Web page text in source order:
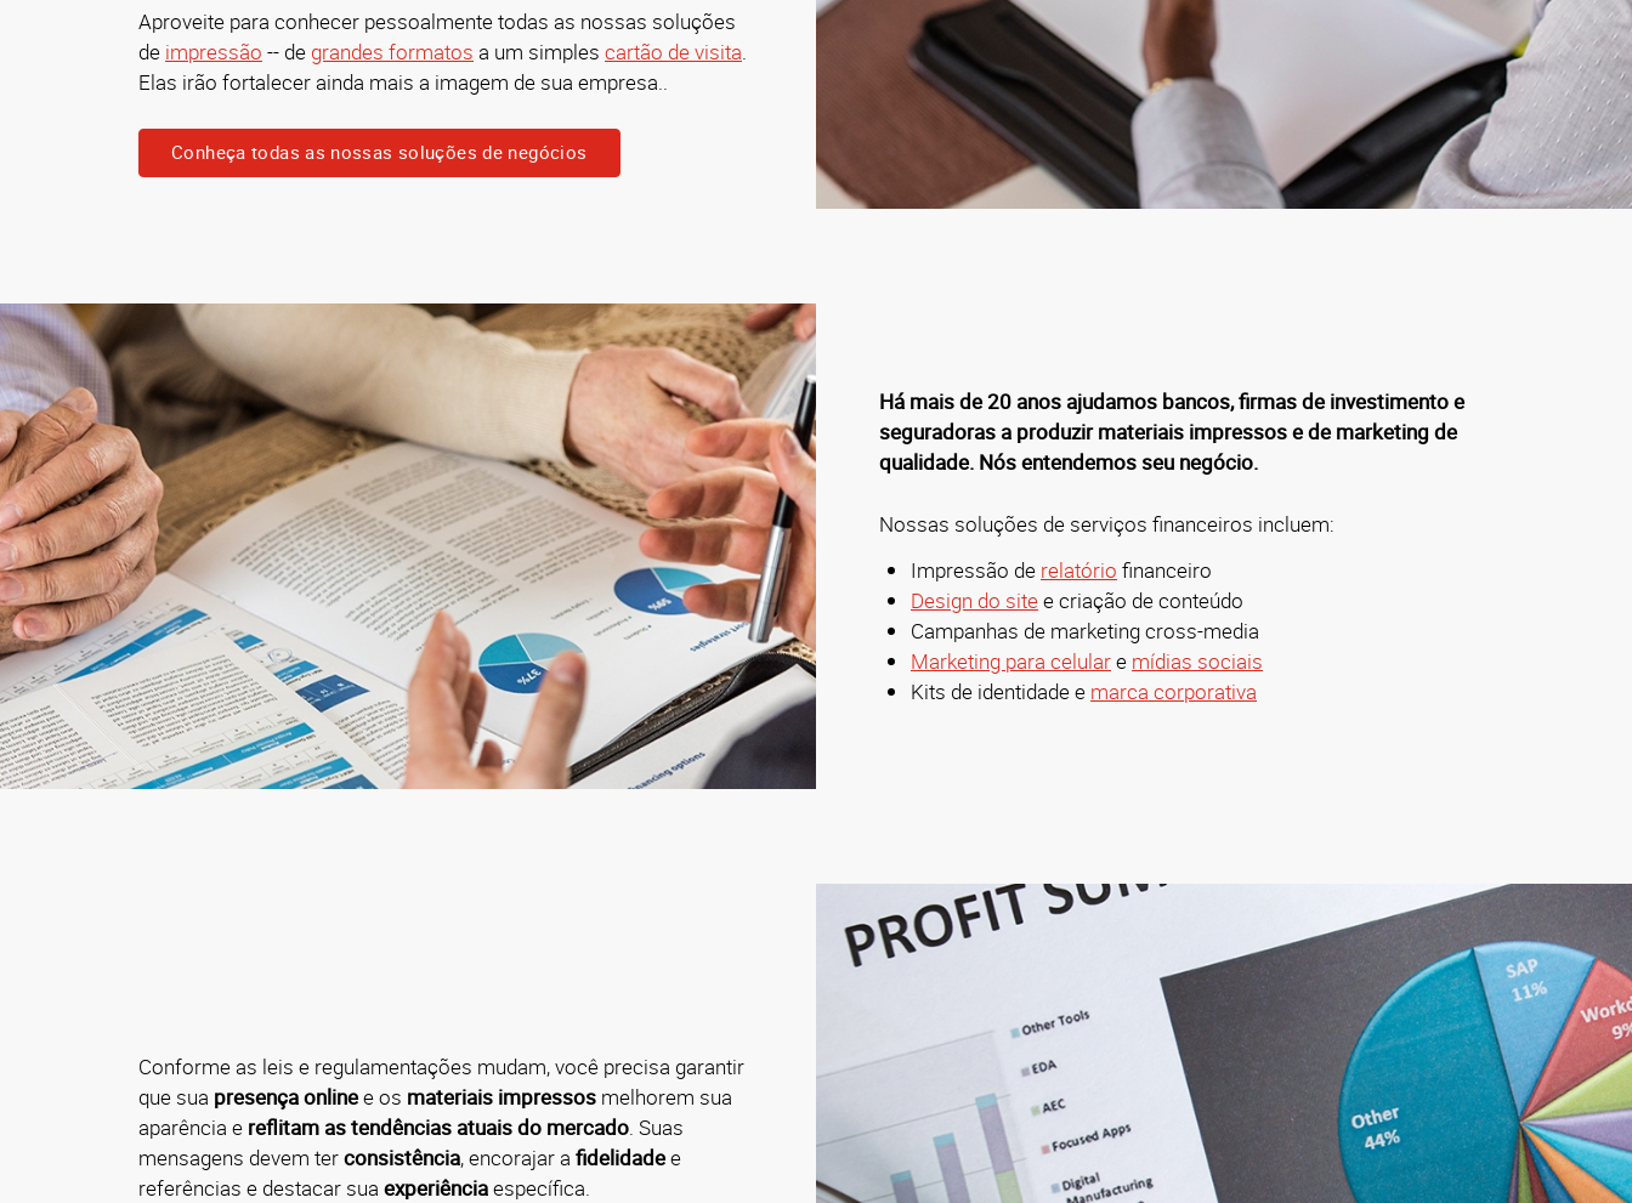
Aproveite para conhecer pessoalmente todas as nossas soluções
de impressão -- de grandes formatos a um simples cartão de visita.
Elas irão fortalecer ainda mais a imagem de sua empresa..
Conheça todas as nossas soluções de negócios
Há mais de 20 anos ajudamos bancos, firmas de investimento e
seguradoras a produzir materiais impressos e de marketing de
qualidade. Nós entendemos seu negócio.
Nossas soluções de serviços financeiros incluem:
Impressão de relatório financeiro
Design do sitee criação de conteúdo
Campanhas de marketing cross-media
Marketing para celulare mídias sociais
Kits de identidade e marca corporativa
Conforme as leis e regulamentações mudam, você precisa garantir
que sua presença onlinee os materiais impressos melhorem sua
aparência e reflitam as tendências atuais do mercado. Suas
mensagens devem terconsistência, encorajar a fidelidadee
referências e destacar sua experiênciaespecífica.